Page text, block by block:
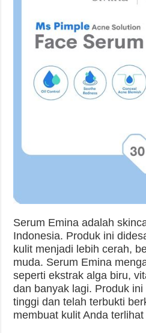
Serum Emina adalah
Indonesia. Produk ini
kulit menjadi lebih cerah,
muda. Serum Emina
seperti ekstrak alga biru,
dan banyak lagi. Produk
tinggi dan telah terbukti
membuat kulit Anda